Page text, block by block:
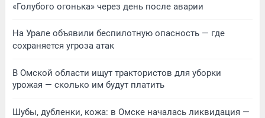
«Голубого огонька» через день после аварии
На Урале объявили беспилотную опасность — где
сохраняется угроза атак
В Омской области ищут трактористов для уборки
урожая — сколько им будут платить
Шубы, дубленки, кожа: в Омске началась ликвидация —